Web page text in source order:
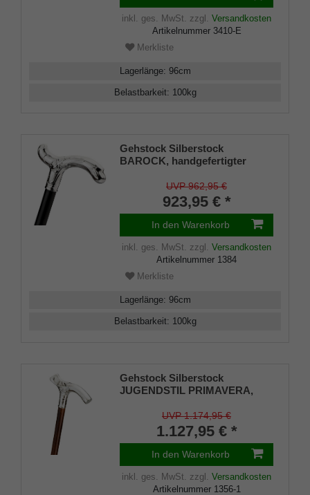
inkl. ges. MwSt. zzgl. Versandkosten
Artikelnummer 3410-E
Merkliste
Lagerlänge: 96cm
Belastbarkeit: 100kg
Gehstock Silberstock
BAROCK, handgefertigter
Sterlingsilber mit feiner
Ziselierung, Stock aus edlem
Ebenholz, Manufakturarbeit
UVP 962,95 €
923,95 € *
In den Warenkorb
inkl. ges. MwSt. zzgl. Versandkosten
Artikelnummer 1384
Merkliste
Lagerlänge: 96cm
Belastbarkeit: 100kg
Gehstock Silberstock
JUGENDSTIL PRIMAVERA,
echtem 925/1000 Sterlingsilber
mit aufwändigen Ziselierungen,
aufgesetzt auf einen Stock aus
edlem, zartbraun gemasertem
Kirschbaumholz, inklusiv
Gummipuffer.
UVP 1.174,95 €
1.127,95 € *
In den Warenkorb
inkl. ges. MwSt. zzgl. Versandkosten
Artikelnummer 1356-1